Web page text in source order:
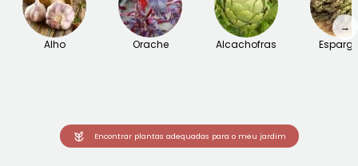
Alho Orache Alcachofras
→
Encontrar plantas adequadas para o meu jardim